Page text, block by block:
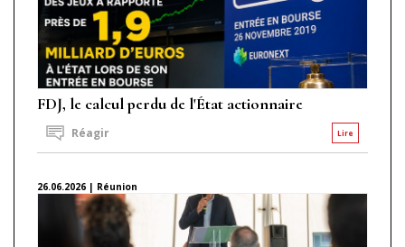
FDJ, le calcul perdu de l'État actionnaire
Lire
Réagir
26.06.2026 | Réunion